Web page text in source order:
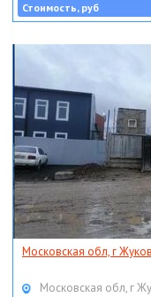
Стоимость, руб
Московская обл, г
Московская обл, г